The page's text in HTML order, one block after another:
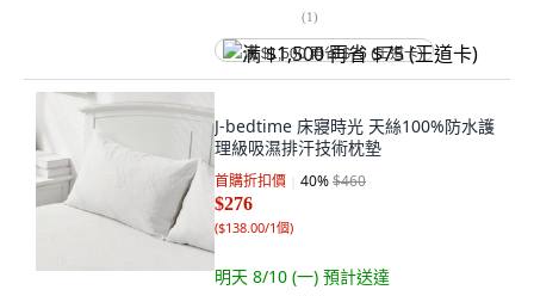
(1)
满 $1,500 再省 $75 (王道卡)
J-bedtime 床寢時光 天絲100%防水護
理級吸濕排汗技術枕墊
首購折扣價 40%$460
$276
($138.00/1個)
明天 8/10 (一) 預計送達